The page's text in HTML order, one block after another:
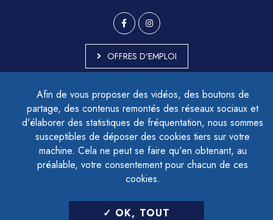
Afin de vous proposer des vidéos, des boutons de
partage, des contenus remontés des réseaux sociaux et
d'élaborer des statistiques de fréquentation, nous sommes
susceptibles de déposer des cookies tiers sur votre
machine. Cela ne peut se faire qu'en obtenant, au
préalable, votre consentement pour chacun de ces
cookies.
OK, TOUT
OFFRES D'EMPLOI
ACCESSIBILITÉ - PARTIELLEMENT CONFORME
PLAN DU SITE
MENTIONS LÉGALES
CONTACTER LE DÉLÉGUÉ À LA PROTECTION DES DONNÉES
GESTION DES COOKIES
LETTRE D'INFORMATION